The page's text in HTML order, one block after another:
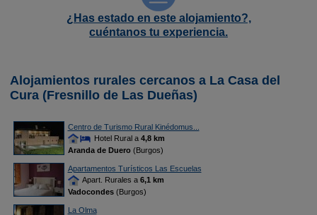
¿Has estado en este alojamiento?,
cuéntanos tu experiencia.
Alojamientos rurales cercanos a La Casa del
Cura (Fresnillo de Las Dueñas)
Centro de Turismo Rural Kinédomus...
Hotel Rural a 4,8 km
Aranda de Duero(Burgos)
Apartamentos Turísticos Las Escuelas
Apart. Rurales a 6,1 km
Vadocondes(Burgos)
La Olma